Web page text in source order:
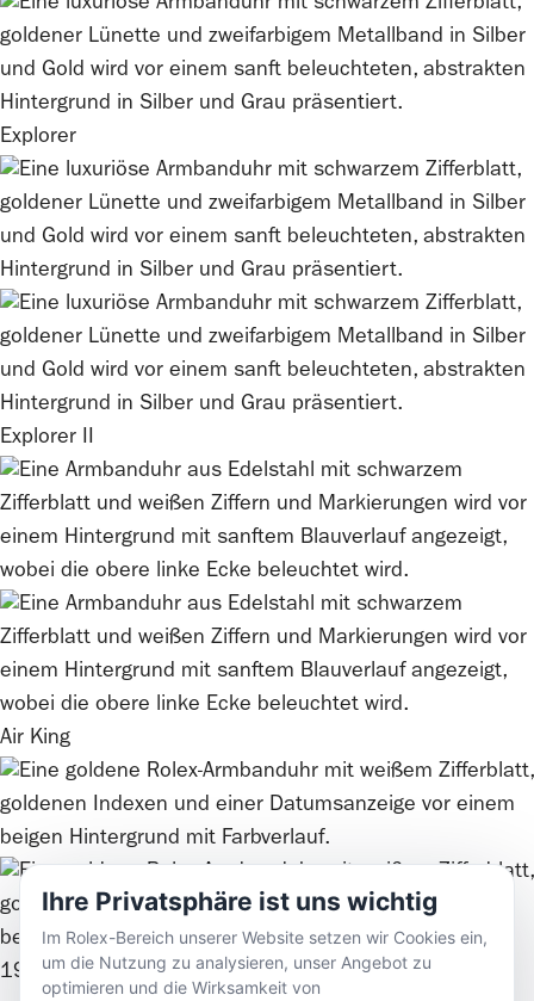
Explorer
Explorer II
Air King
1908
Ihre Privatsphäre ist uns wichtig
Im Rolex-Bereich unserer Website setzen wir Cookies ein,
um die Nutzung zu analysieren, unser Angebot zu
optimieren und die Wirksamkeit von